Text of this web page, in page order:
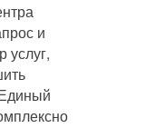
и
услуг,